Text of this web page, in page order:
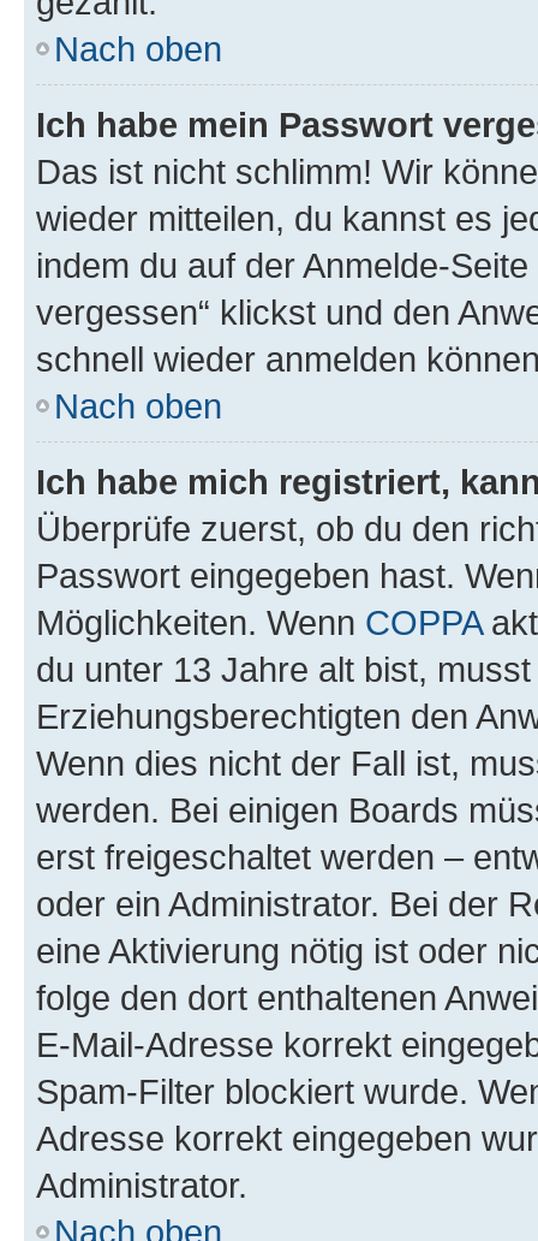
Nach oben
Ich habe mein Passwort
Das ist nicht schlimm! Wir
wieder mitteilen, du kannst es
indem du auf der Anmelde-
vergessen“ klickst und den
schnell wieder anmelden
Nach oben
Ich habe mich registriert,
Überprüfe zuerst, ob du den
Passwort eingegeben hast.
Möglichkeiten. Wenn COPPA
du unter 13 Jahre alt bist,
Erziehungsberechtigten den
Wenn dies nicht der Fall ist,
werden. Bei einigen Boards
erst freigeschaltet werden –
oder ein Administrator. Bei der
eine Aktivierung nötig ist oder
folge den dort enthaltenen
E-Mail-Adresse korrekt
Spam-Filter blockiert wurde.
Adresse korrekt eingegeben
Administrator.
Nach oben